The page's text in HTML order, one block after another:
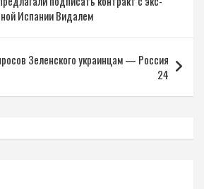
Испании Видалем
Зеленского украинцам — Россия
24